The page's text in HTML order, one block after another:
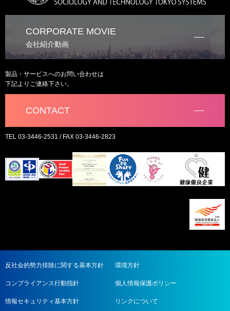
CORPORATE MOVIE
会社紹介動画
製品・サービスへのお問い合わせは
下記よりご連絡下さい。
CONTACT
TEL 03-3446-2531 / FAX 03-3446-2823
反社会的勢力排除に関する基本方針 環境方針
コンプライアンス行動指針 個人情報保護ポリシー
情報セキュリティ基本方針 リンクについて